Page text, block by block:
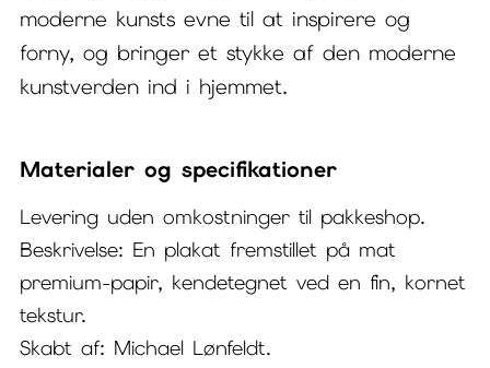
moderne kunsts evne til at inspirere og
forny, og bringer et stykke af den moderne
kunstverden ind i hjemmet.
Materialer og specifikationer
Levering uden omkostninger til pakkeshop.
Beskrivelse: En plakat fremstillet på mat
premium-papir, kendetegnet ved en fin, kornet
tekstur.
Skabt af: Michael Lønfeldt.